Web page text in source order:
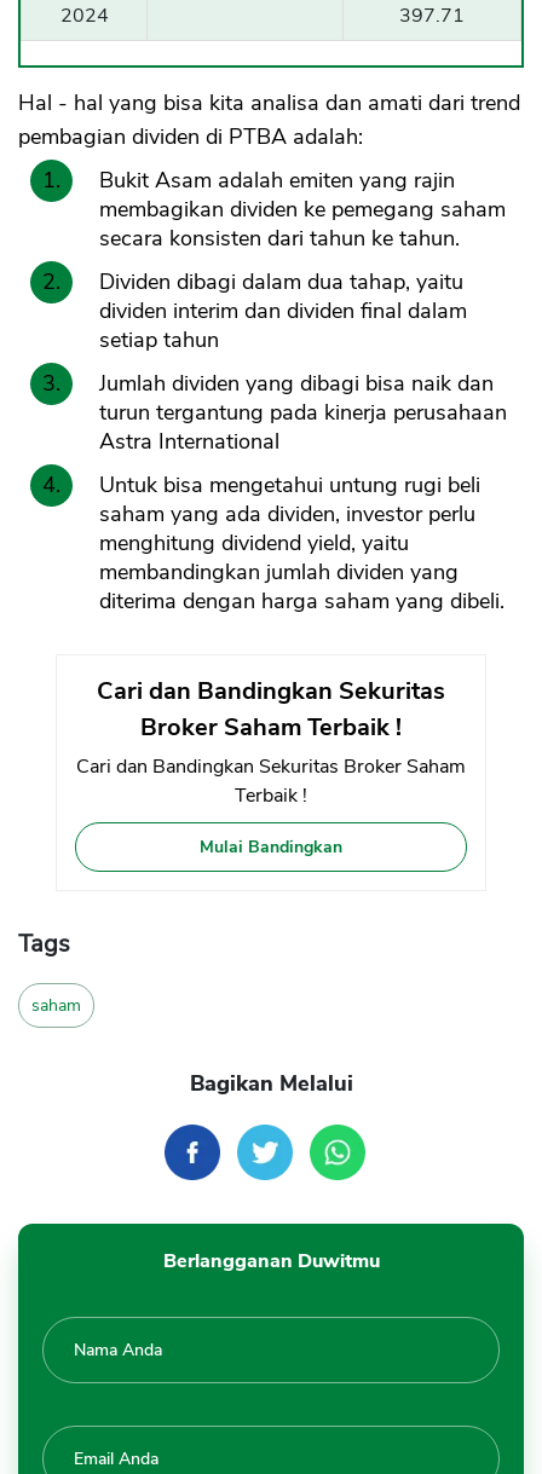
2024
397.71
Hal - hal yang bisa kita analisa dan amati dari trend
pembagian dividen di PTBA adalah:
Bukit Asam adalah emiten yang rajin
membagikan dividen ke pemegang saham
secara konsisten dari tahun ke tahun.
Dividen dibagi dalam dua tahap, yaitu
dividen interim dan dividen final dalam
setiap tahun
Jumlah dividen yang dibagi bisa naik dan
turun tergantung pada kinerja perusahaan
Astra International
Untuk bisa mengetahui untung rugi beli
saham yang ada dividen, investor perlu
menghitung dividend yield, yaitu
membandingkan jumlah dividen yang
diterima dengan harga saham yang dibeli.
Cari dan Bandingkan Sekuritas
Broker Saham Terbaik !
Cari dan Bandingkan Sekuritas Broker Saham
Terbaik !
Mulai Bandingkan
Tags
saham
Bagikan Melalui
Berlangganan Duwitmu